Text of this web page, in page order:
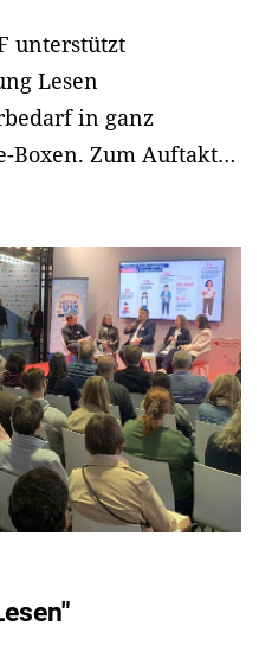
unterstützt
Lesen
in ganz
Boxen. Zum Auftakt…